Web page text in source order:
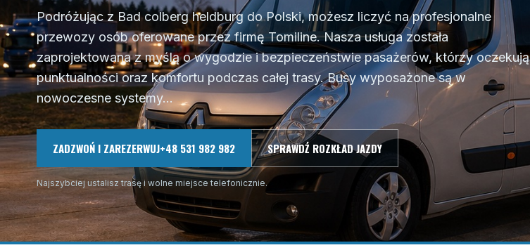
Podróżując z Bad colberg heldburg do Polski, możesz liczyć na profesjonalne
przewozy osób oferowane przez firmę Tomiline. Nasza usługa została
zaprojektowana z myślą o wygodzie i bezpieczeństwie pasażerów, którzy oczekują
punktualności oraz komfortu podczas całej trasy. Busy wyposażone są w
nowoczesne systemy...
ZADZWOŃ I ZAREZERWUJ+48 531 982 982 SPRAWDŹ ROZKŁAD JAZDY
Najszybciej ustalisz trasę i wolne miejsce telefonicznie.